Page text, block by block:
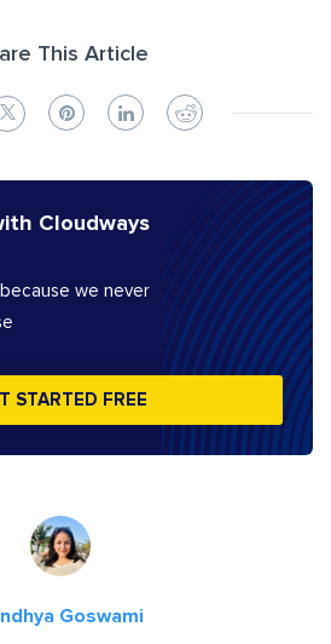
This Article
Cloudways
we never
STARTED FREE
Goswami